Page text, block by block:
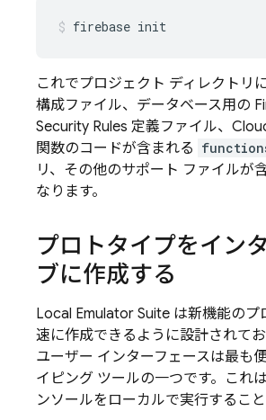
firebase init
これでプロジェクト ディレクトリ
構成ファイル、データベース用の
Security Rules 定義ファイル、
関数のコードが含まれる
リ、その他のサポート ファイルが
なります。
プロトタイプをイン
ブに作成する
Local Emulator Suite は新機能のプ
速に作成できるように設計されて
ユーザー インターフェースは最も
イピング ツールの一つです。これは
ンソールをローカルで実行すること